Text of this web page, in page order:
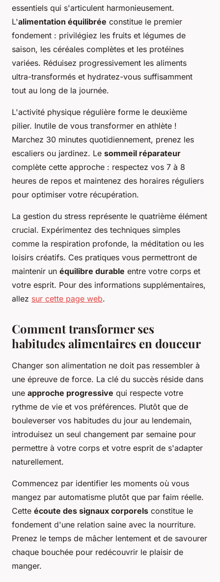
essentiels qui s'articulent harmonieusement.
L'alimentation équilibrée constitue le premier
fondement : privilégiez les fruits et légumes de
saison, les céréales complètes et les protéines
variées. Réduisez progressivement les aliments
ultra-transformés et hydratez-vous suffisamment
tout au long de la journée.
L'activité physique régulière forme le deuxième
pilier. Inutile de vous transformer en athlète !
Marchez 30 minutes quotidiennement, prenez les
escaliers ou jardinez. Le sommeil réparateur
complète cette approche : respectez vos 7 à 8
heures de repos et maintenez des horaires réguliers
pour optimiser votre récupération.
La gestion du stress représente le quatrième élément
crucial. Expérimentez des techniques simples
comme la respiration profonde, la méditation ou les
loisirs créatifs. Ces pratiques vous permettront de
maintenir un équilibre durable entre votre corps et
votre esprit. Pour des informations supplémentaires,
allez sur cette page web.
Comment transformer ses
habitudes alimentaires en douceur
Changer son alimentation ne doit pas ressembler à
une épreuve de force. La clé du succès réside dans
une approche progressive qui respecte votre
rythme de vie et vos préférences. Plutôt que de
bouleverser vos habitudes du jour au lendemain,
introduisez un seul changement par semaine pour
permettre à votre corps et votre esprit de s'adapter
naturellement.
Commencez par identifier les moments où vous
mangez par automatisme plutôt que par faim réelle.
Cette écoute des signaux corporels constitue le
fondement d'une relation saine avec la nourriture.
Prenez le temps de mâcher lentement et de savourer
chaque bouchée pour redécouvrir le plaisir de
manger.